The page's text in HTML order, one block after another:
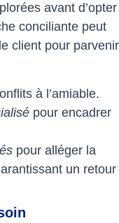
avant d’opter
conciliante peut
client pour parvenir
à l’amiable.
pour encadrer
pour alléger la
un retour